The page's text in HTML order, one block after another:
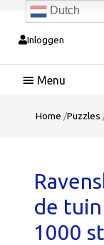
Inloggen
Hoofdmenu
Home /Puzzles
de tuin
1000
Dutch